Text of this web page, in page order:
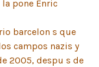
pone Enric
barcelon s que
campos nazis y
2005, despu s de